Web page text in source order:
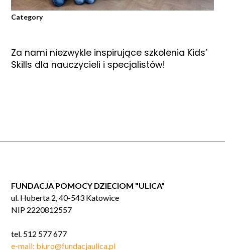
Category
Za nami niezwykle inspirujące szkolenia Kids’
Skills dla nauczycieli i specjalistów!
FUNDACJA POMOCY DZIECIOM "ULICA"
ul. Huberta 2, 40-543 Katowice
NIP 2220812557
tel. 512 577 677
e-mail: biuro@fundacjaulica.pl